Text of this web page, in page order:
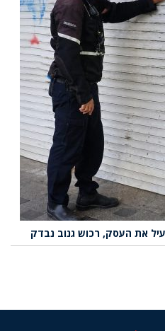
את העסק, רכוש גנוב נבדק